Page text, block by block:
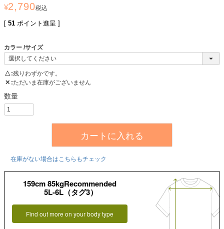
¥2,790税込
[ 51 ポイント進呈 ]
カラー サイズ
△ 残りわずかです。
✕ ただいま在庫がございません
カートに入れる
在庫がない場合はこちらもチェック
159cm 85kgRecommended
5L-6L（タグ3）
Find out more on your body type